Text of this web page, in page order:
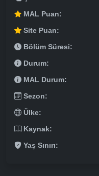
MAL Puan:
Site Puan:
Bölüm Süresi:
Durum:
MAL Durum:
Sezon:
Ülke:
Kaynak:
Yaş Sınırı: